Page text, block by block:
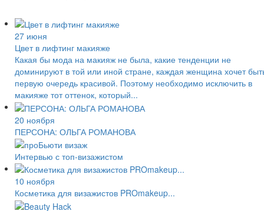
27 июня
Цвет в лифтинг макияже
Какая бы мода на макияж не была, какие тенденции не
доминируют в той или иной стране, каждая женщина хочет
первую очередь красивой. Поэтому необходимо исключить в
макияже тот оттенок, который...
20 ноября
ПЕРСОНА: ОЛЬГА РОМАНОВА
Интервью с топ-визажистом
10 ноября
Косметика для визажистов PROmakeup...